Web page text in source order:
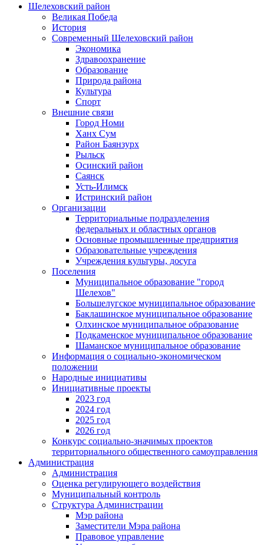
Шелеховский район
Великая Победа
История
Современный Шелеховский район
Экономика
Здравоохранение
Образование
Природа района
Культура
Спорт
Внешние связи
Город Номи
Ханх Сум
Район Баянзурх
Рыльск
Осинский район
Саянск
Усть-Илимск
Истринский район
Организации
Территориальные подразделения
федеральных и областных органов
Основные промышленные предприятия
Образовательные учреждения
Учреждения культуры, досуга
Поселения
Муниципальное образование "город
Шелехов"
Большелугское муниципальное образование
Баклашинское муниципальное образование
Олхинское муниципальное образование
Подкаменское муниципальное образование
Шаманское муниципальное образование
Информация о социально-экономическом
положении
Народные инициативы
Инициативные проекты
2023 год
2024 год
2025 год
2026 год
Конкурс социально-значимых проектов
территориального общественного самоуправления
Администрация
Администрация
Оценка регулирующего воздействия
Муниципальный контроль
Структура Администрации
Мэр района
Заместители Мэра района
Правовое управление